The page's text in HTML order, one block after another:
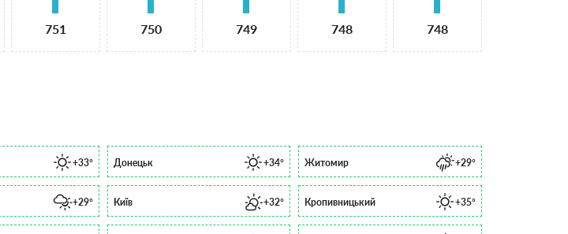
751 750 749 748 748
+33° Донецьк +34° Житомир +29°
+29° Київ +32° Кропивницький +35°